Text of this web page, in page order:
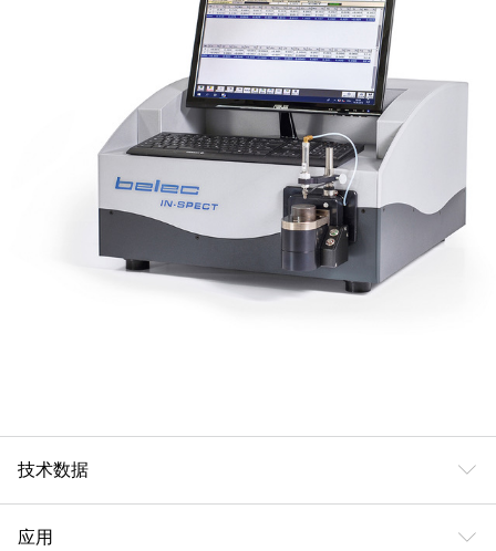
技术数据 ꀅ
应用 ꀅ